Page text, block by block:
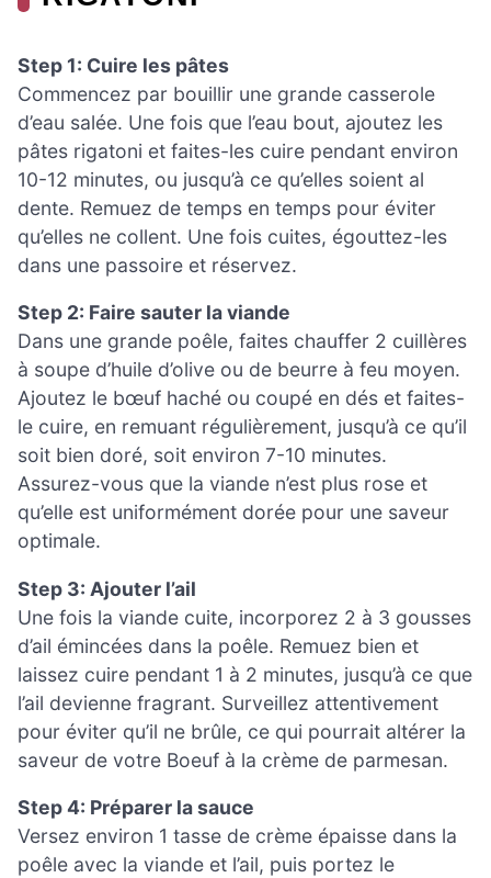
Step 1: Cuire les pâtes
Commencez par bouillir une grande casserole
d’eau salée. Une fois que l’eau bout, ajoutez les
pâtes rigatoni et faites-les cuire pendant environ
10-12 minutes, ou jusqu’à ce qu’elles soient al
dente. Remuez de temps en temps pour éviter
qu’elles ne collent. Une fois cuites, égouttez-les
dans une passoire et réservez.
Step 2: Faire sauter la viande
Dans une grande poêle, faites chauffer 2 cuillères
à soupe d’huile d’olive ou de beurre à feu moyen.
Ajoutez le bœuf haché ou coupé en dés et faites-
le cuire, en remuant régulièrement, jusqu’à ce qu’il
soit bien doré, soit environ 7-10 minutes.
Assurez-vous que la viande n’est plus rose et
qu’elle est uniformément dorée pour une saveur
optimale.
Step 3: Ajouter l’ail
Une fois la viande cuite, incorporez 2 à 3 gousses
d’ail émincées dans la poêle. Remuez bien et
laissez cuire pendant 1 à 2 minutes, jusqu’à ce que
l’ail devienne fragrant. Surveillez attentivement
pour éviter qu’il ne brûle, ce qui pourrait altérer la
saveur de votre Boeuf à la crème de parmesan.
Step 4: Préparer la sauce
Versez environ 1 tasse de crème épaisse dans la
poêle avec la viande et l’ail, puis portez le